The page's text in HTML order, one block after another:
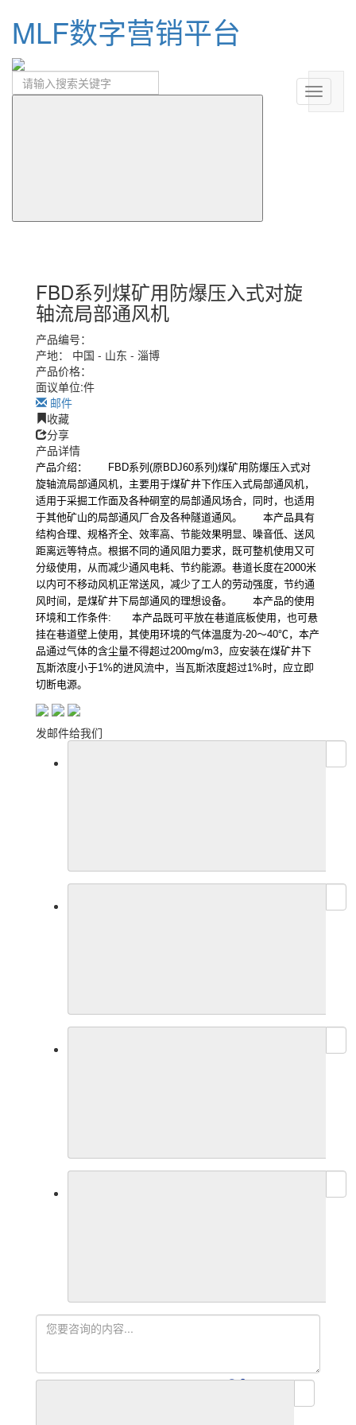
MLF数字营销平台
FBD系列煤矿用防爆压入式对旋
轴流局部通风机
产品编号：
产地：
中国 - 山东 - 淄博
产品价格：
面议单位:件
邮件
收藏
分享
产品详情
产品介绍： FBD系列 (原BDJ60系列 )煤矿用防爆压入式对
旋轴流局部通风机，主要用于煤矿井下作压入式局部通风机，
适用于采掘工作面及各种硐室的局部通风场合，同时，也适用
于其他矿山的局部通风厂合及各种隧道通风。 本产品具有
结构合理、规格齐全、效率高、节能效果明显、噪音低、送风
距离远等特点。根据不同的通风阻力要求，既可整机使用又可
分级使用，从而减少通风电耗、节约能源。巷道长度在2000米
以内可不移动风机正常送风，减少了工人的劳动强度，节约通
风时间，是煤矿井下局部通风的理想设备。 本产品的使用
环境和工作条件: 本产品既可平放在巷道底板使用，也可悬
挂在巷道壁上使用，其使用环境的气体温度为-20～40℃，本产
品通过气体的含尘量不得超过200mg/m3，应安装在煤矿井下
瓦斯浓度小于1%的进风流中，当瓦斯浓度超过1%时，应立即
切断电源。
发邮件给我们